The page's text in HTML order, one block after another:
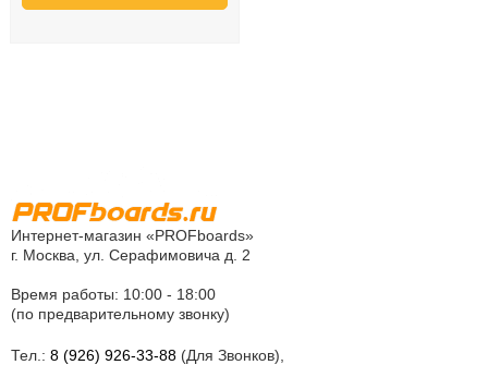
Интернет-магазин «PROFboards»
г. Москва, ул. Серафимовича д. 2
Время работы: 10:00 - 18:00
(по предварительному звонку)
Тел.: 8 (926) 926-33-88 (Для Звонков),